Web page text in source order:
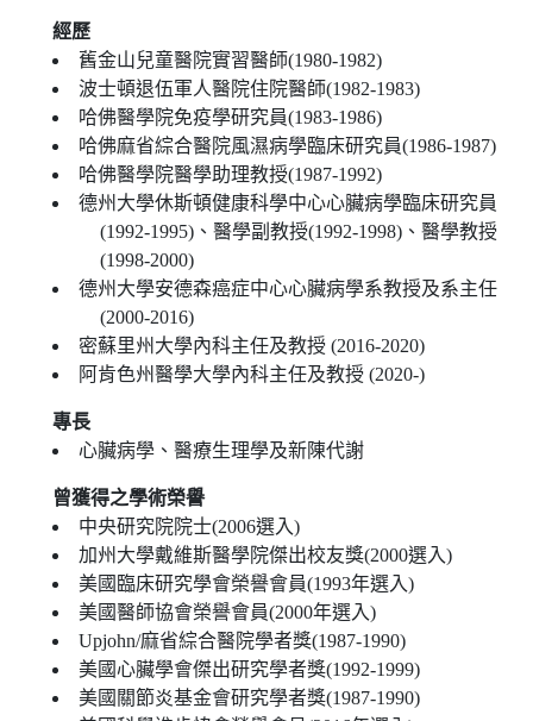
經歷
舊金山兒童醫院實習醫師(1980-1982)
波士頓退伍軍人醫院住院醫師(1982-1983)
哈佛醫學院免疫學研究員(1983-1986)
哈佛麻省綜合醫院風濕病學臨床研究員(1986-1987)
哈佛醫學院醫學助理教授(1987-1992)
德州大學休斯頓健康科學中心心臟病學臨床研究員
(1992-1995)、醫學副教授(1992-1998)、醫學教授
(1998-2000)
德州大學安德森癌症中心心臟病學系教授及系主任
(2000-2016)
密蘇里州大學內科主任及教授 (2016-2020)
阿肯色州醫學大學內科主任及教授 (2020-)
專長
心臟病學、醫療生理學及新陳代謝
曾獲得之學術榮譽
中央研究院院士(2006選入)
加州大學戴維斯醫學院傑出校友獎(2000選入)
美國臨床研究學會榮譽會員(1993年選入)
美國醫師協會榮譽會員(2000年選入)
Upjohn/麻省綜合醫院學者獎(1987-1990)
美國心臟學會傑出研究學者獎(1992-1999)
美國關節炎基金會研究學者獎(1987-1990)